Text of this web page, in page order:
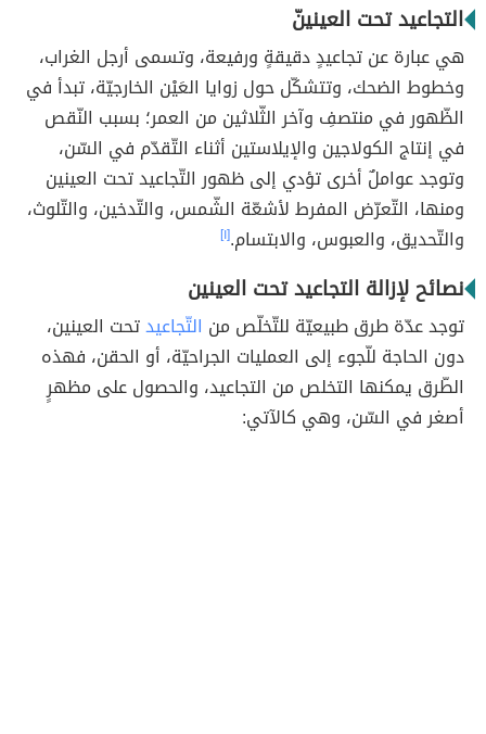
التجاعيد تحت العينينّ
هي عبارة عن تجاعيدٍ دقيقةٍ ورفيعة، وتسمى أرجل الغراب،
وخطوط الضحك، وتتشكّل حول زوايا العَيْن الخارجيّة، تبدأ في
الظّهور في منتصفِ وآخر الثّلاثين من العمر؛ بسبب النّقص
في إنتاج الكولاجين والإيلاستين أثناء التّقدّم في السّن،
وتوجد عواملٌ أخرى تؤدي إلى ظهور التّجاعيد تحت العينين
ومنها، التّعرّض المفرط لأشعّة الشّمس، والتّدخين، والتّلوث،
والتّحديق، والعبوس، والابتسام.[١]
نصائح لإزالة التجاعيد تحت العينين
توجد عدّة طرق طبيعيّة للتّخلّص من التّجاعيدتحت العينين،
دون الحاجة للّجوء إلى العمليات الجراحيّة، أو الحقن، فهذه
الطّرق يمكنها التخلص من التجاعيد، والحصول على مظهرٍ
أصغر في السّن، وهي كالآتي: